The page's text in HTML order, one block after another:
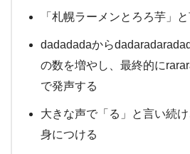
「札幌ラーメンとろろ芋」
dadadadaから
の数を増やし、最終的に
で発声する
大きな声で「る」と言い続
身につける